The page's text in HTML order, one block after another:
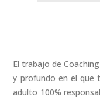
El trabajo de
y profundo en el que
adulto 100%